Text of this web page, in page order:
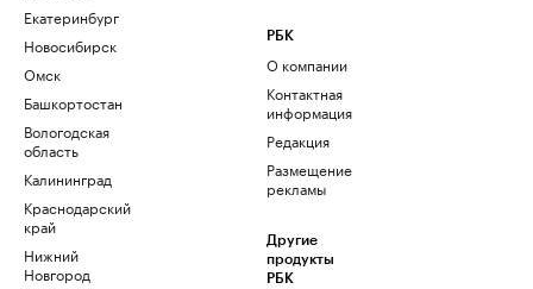
Екатеринбург
Новосибирск
Омск
Башкортостан
Вологодская
область
Калининград
Краснодарский
край
Нижний
Новгород
РБК
О компании
Контактная
информация
Редакция
Размещение
рекламы
Другие
продукты
РБК